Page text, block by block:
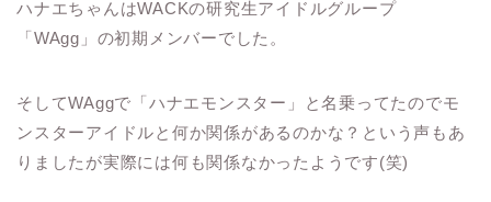
ハナエちゃんはWACKの研究生アイドルグループ
「WAgg」の初期メンバーでした。
そしてWAggで「ハナエモンスター」と名乗ってたのでモ
ンスターアイドルと何か関係があるのかな？という声もあ
りましたが実際には何も関係なかったようです(笑)